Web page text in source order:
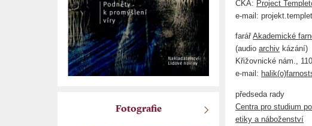
ČKA: Project
e-mail:
farářAkademické
(audio archiv kázání)
Křižovnické nám.,
e-mail:
předseda rady
Centra pro studium
etiky a náboženství
Fotografie